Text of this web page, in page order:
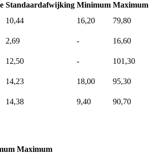
Standaardafwijking Minimum Maximum
10,44 16,20
79,80
2,69 -
16,60
12,50 -
101,30
14,23 18,00
95,30
14,38 9,40 90,70
Maximum